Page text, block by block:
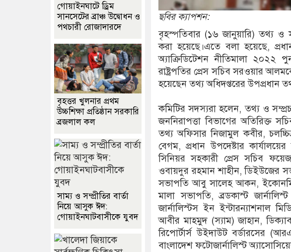
ছবির ক্যাপশন:
বৃহস্পতিবার (১৬ জানুয়ারি) তথ্য ও
করা হয়েছে।এতে বলা হয়েছে,
অ্যাক্রিডিটেশন নীতিমালা ২০২২
রাষ্ট্রপতির প্রেস সচিব সরওয়ার
হয়েছেন তথ্য অধিদপ্তরের উপপ্রধান
কমিটির সদস্যরা হলেন, তথ্য ও
জননিরাপত্তা বিভাগের অতিরিক্ত
তথ্য অফিসার নিজামুল কবীর,
বেগম, প্রধান উপদেষ্টার
সিনিয়র সহকারী প্রেস সচিব
ওবায়দুর রহমান শাহীন, ডিইউজের
সভাপতি আবু সালেহ আকন,
মালা সভাপতি, ব্রডকাস্ট
জার্নালিস্টস ইন ইন্টারন্যাশনাল
আবীর মাহমুদ (স্যাম) জাহান,
রিপোর্টার্স উইদাউট বর্ডারসের
বাংলাদেশ ফটোজার্নালিস্ট
গোয়াইনঘাটে ড্রিম
সানসেটের ব্রাঞ্চ উদ্বোধন ও
পথচারী রোজাদারদে
বৃহত্তর খুলনার প্রথম
উচ্চশিক্ষা প্রতিষ্ঠান সরকারি
ব্রজলাল কল
সাম্য ও সম্প্রীতির বার্তা
নিয়ে আসুক ঈদ:
গোয়াইনঘাটবাসীকে যুবদ